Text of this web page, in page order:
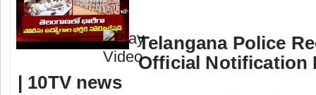
Telangana Police
Official Notification
| 10TV news